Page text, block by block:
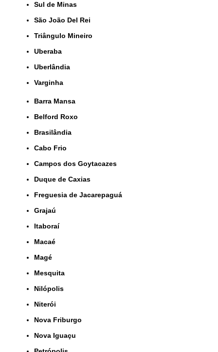
Sul de Minas
São João Del Rei
Triângulo Mineiro
Uberaba
Uberlândia
Varginha
Barra Mansa
Belford Roxo
Brasilândia
Cabo Frio
Campos dos Goytacazes
Duque de Caxias
Freguesia de Jacarepaguá
Grajaú
Itaboraí
Macaé
Magé
Mesquita
Nilópolis
Niterói
Nova Friburgo
Nova Iguaçu